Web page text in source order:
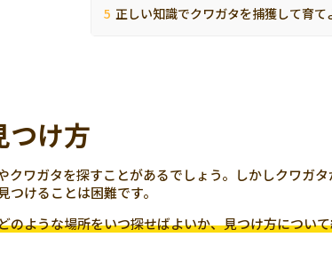
正しい知識でクワガタを捕獲して育て
つけ方
クワガタを探すことがあるでしょう。しかしクワガ
つけることは困難です。
のような場所をいつ探せばよいか、見つけ方につい